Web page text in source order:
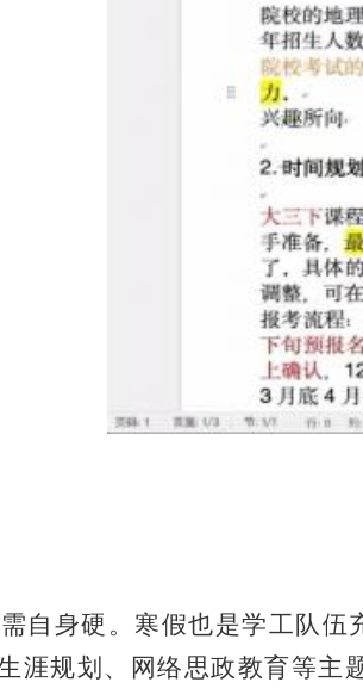
自身硬。寒假也是学工队
涯规划、网络思政教育等主